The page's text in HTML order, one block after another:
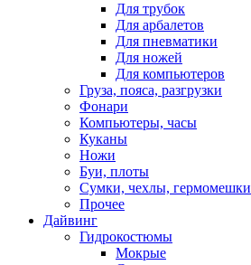
Для трубок
Для арбалетов
Для пневматики
Для ножей
Для компьютеров
Груза, пояса, разгрузки
Фонари
Компьютеры, часы
Куканы
Ножи
Буи, плоты
Сумки, чехлы, гермомешки
Прочее
Дайвинг
Гидрокостюмы
Мокрые